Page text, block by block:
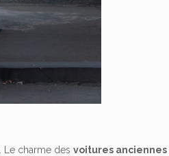
Le charme desvoitures anciennes